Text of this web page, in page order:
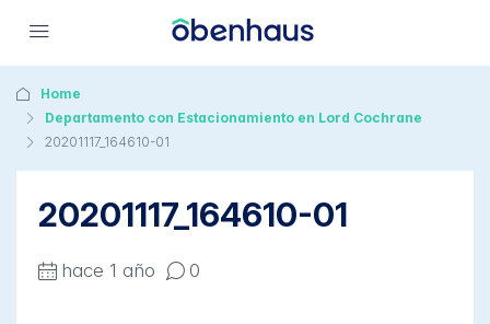
Home
Departamento con Estacionamiento en Lord Cochrane
20201117_164610-01
20201117_164610-01
hace 1 año 0